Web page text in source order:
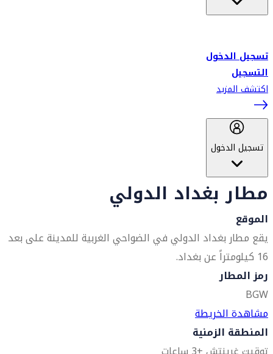
تسجيل الدخول
التسجيل
اكتشف المزيد
تسجيل الدخول
مطار بغداد الدولي
الموقع
يقع مطار بغداد الدولي في الضواحي الغربية للمدينة على بعد
16 كيلومتراً عن بغداد.
رمز المطار
BGW
مشاهدة الخريطة
المنطقة الزمنية